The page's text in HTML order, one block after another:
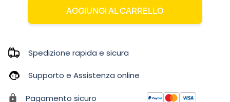
AGGIUNGI AL CARRELLO
Spedizione rapida e sicura
Supporto e Assistenza online
Pagamento sicuro